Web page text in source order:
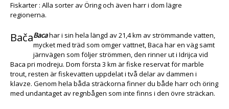
Fiskarter : Alla sorter av Öring och även harr i dom lägre
regionerna.
BačaBacahar i sin hela längd av 21,4 km av strömmande vatten,
mycket med träd som omger vattnet, Baca har en väg samt
järnvägen som följer strömmen, den rinner ut i Idrijca vid
Baca pri modreju. Dom första 3 km är fiske reservat för marble
trout, resten är fiskevatten uppdelat i två delar av dammen i
klavze. Genom hela båda sträckorna finner du både harr och öring
med undantaget av regnbågen som inte finns i den övre sträckan.